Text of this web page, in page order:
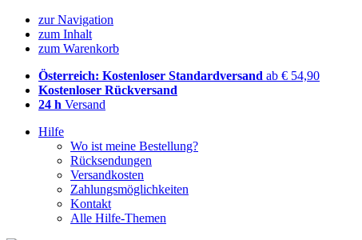
zur Navigation
zum Inhalt
zum Warenkorb
Österreich: Kostenloser Standardversand ab € 54,90
Kostenloser Rückversand
24 h Versand
Hilfe
Wo ist meine Bestellung?
Rücksendungen
Versandkosten
Zahlungsmöglichkeiten
Kontakt
Alle Hilfe-Themen